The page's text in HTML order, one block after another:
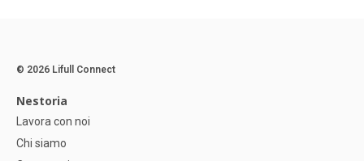
© 2026 Lifull Connect
Nestoria
Lavora con noi
Chi siamo